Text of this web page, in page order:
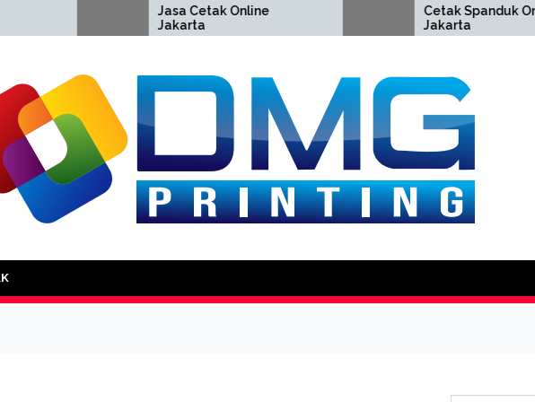
Jasa Cetak Online
Cetak Spanduk Online
Printing